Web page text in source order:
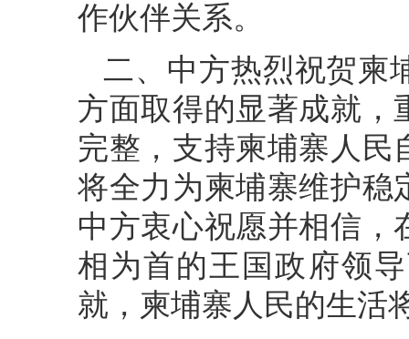
作伙伴关系。
二、中方热烈祝贺柬
方面取得的显著成就，
完整，支持柬埔寨人民
将全力为柬埔寨维护稳
中方衷心祝愿并相信，
相为首的王国政府领
就，柬埔寨人民的生活